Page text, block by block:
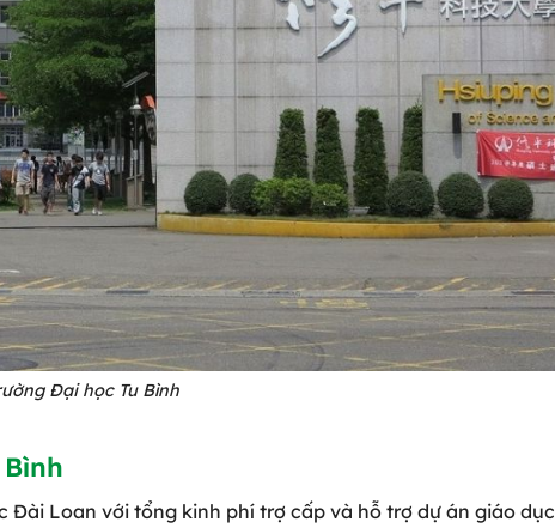
Đại học Tu Bình
Đài Loan với tổng kinh phí trợ cấp và hỗ trợ dự án giáo dục